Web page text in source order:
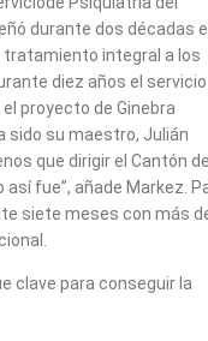
durante dos décadas e
integral a los
diez años el
proyecto de Ginebra
sido su maestro, Julián
que dirigir el Cantón
fue”, añade Markez.
siete meses con más
clave para conseguir la